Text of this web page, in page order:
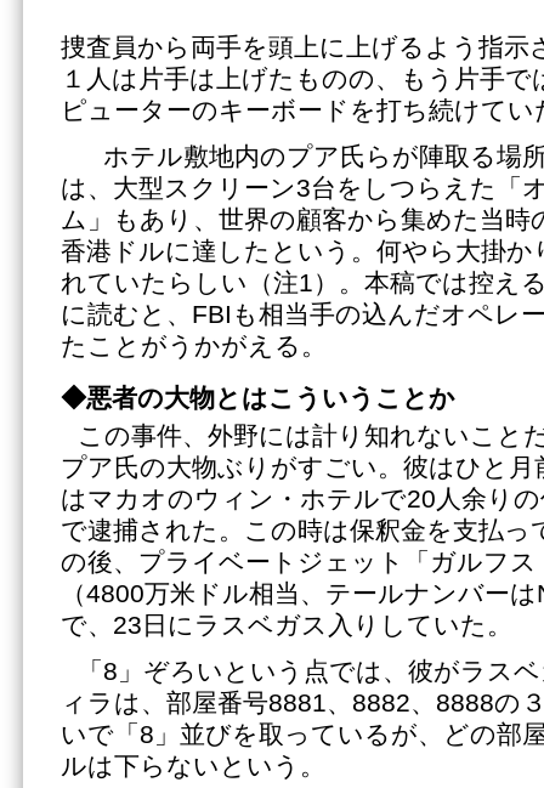
捜査員から両手を頭上に上げるよう指示
１人は片手は上げたものの、もう片手
ピューターのキーボードを打ち続けてい
ホテル敷地内のプア氏らが陣取る場
は、大型スクリーン3台をしつらえた「
ム」もあり、世界の顧客から集めた当時
香港ドルに達したという。何やら大掛か
れていたらしい（注1）。本稿では控え
に読むと、FBIも相当手の込んだオペレ
たことがうかがえる。
◆悪者の大物とはこういうことか
この事件、外野には計り知れないこと
プア氏の大物ぶりがすごい。彼はひと月
はマカオのウィン・ホテルで20人余り
で逮捕された。この時は保釈金を支払っ
の後、プライベートジェット「ガルフ
（4800万米ドル相当、テールナンバー
で、23日にラスベガス入りしていた。
「8」ぞろいという点では、彼がラス
ィラは、部屋番号8881、8882、8888の
いで「8」並びを取っているが、どの部
ルは下らないという。